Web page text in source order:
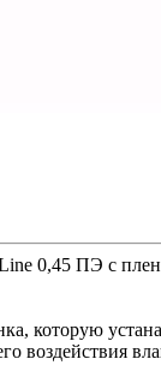
0,45 ПЭ с
которую
воздействия